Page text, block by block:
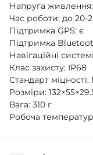
Напруга
Час роботи: до 20-
Підтримка GPS: є
Підтримка
Навігаційні
Клас захисту: IP68
Стандарт міцності:
Розміри:
Вага: 310 г
Робоча